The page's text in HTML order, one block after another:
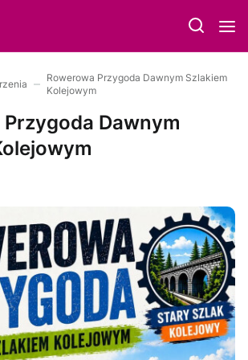
Rowerowa Przygoda Dawnym Szlakiem
Kolejowym
Dawnym